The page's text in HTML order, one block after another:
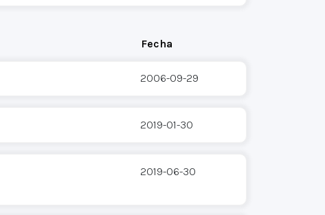
Fecha
2006-09-29
2019-01-30
2019-06-30